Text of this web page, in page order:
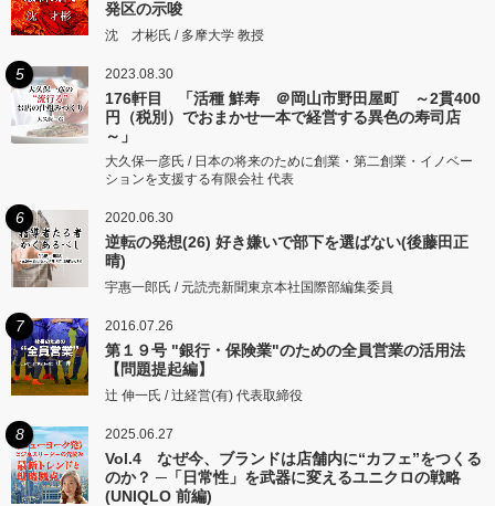
発区の示唆
沈 才彬氏 / 多摩大学 教授
5 2023.08.30
176軒目 「活種 鮮寿 ＠岡山市野田屋町 ～2貫400
円（税別）でおまかせ一本で経営する異色の寿司店
～」
大久保一彦氏 / 日本の将来のために創業・第二創業・イノベー
ションを支援する有限会社 代表
6 2020.06.30
逆転の発想(26) 好き嫌いで部下を選ばない(後藤田正
晴)
宇惠一郎氏 / 元読売新聞東京本社国際部編集委員
7 2016.07.26
第１９号 "銀行・保険業"のための全員営業の活用法
【問題提起編】
辻 伸一氏 / 辻経営(有) 代表取締役
8 2025.06.27
Vol.4 なぜ今、ブランドは店舗内に“カフェ”をつくる
のか？ ─「日常性」を武器に変えるユニクロの戦略
(UNIQLO 前編)